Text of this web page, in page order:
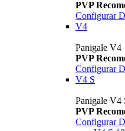
PVP
Configurar
V4
Panigale V4
PVP
Configurar
V4 S
Panigale V4
PVP
Configurar